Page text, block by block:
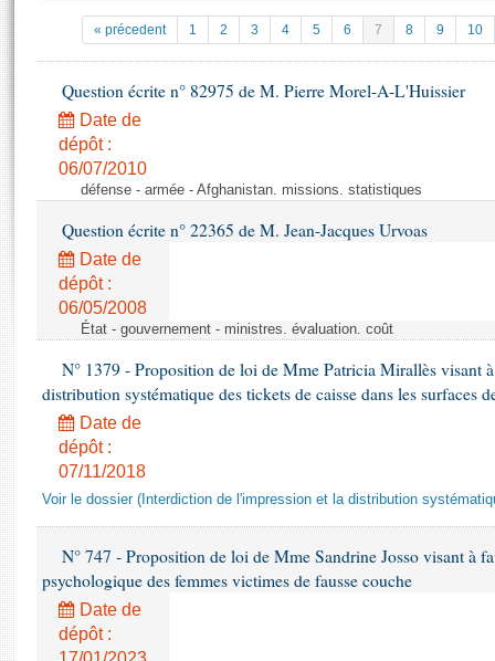
Projets de loi
Propositions de loi
Amendements
Textes adoptés
Rapports d'information
Rapports d'enquête
Rapports législatifs
Rapports sur l'application des lois
Budget et sécurité sociale
Questions écrites et orales
Comptes rendus des débats
Documents de référence
( Constitution | Règlement de l'Assemblée ... )
Histoire
Juniors
Anciennes législatures
Liens vers les sites publics
La Bibliothèque
Contacts et plan d'accès
Photos libres de droit
« précedent 1 2 3 4 5 6 7 8 9 10
Question écrite n° 82975 de M. Pierre Morel-A-L'Huissier
Date de
dépôt :
06/07/2010
défense - armée - Afghanistan. missions. statistiques
Question écrite n° 22365 de M. Jean-Jacques Urvoas
Date de
dépôt :
06/05/2008
État - gouvernement - ministres. évaluation. coût
N° 1379 - Proposition de loi de Mme Patricia Mirallès visant
distribution systématique des tickets de caisse dans les surfaces
Date de
dépôt :
07/11/2018
Voir le dossier (Interdiction de l'impression et la distribution
N° 747 - Proposition de loi de Mme Sandrine Josso visant à
psychologique des femmes victimes de fausse couche
Date de
dépôt :